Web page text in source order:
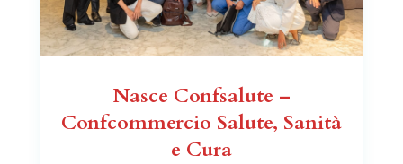
Nasce Confsalute –
Confcommercio Salute, Sanità
e Cura